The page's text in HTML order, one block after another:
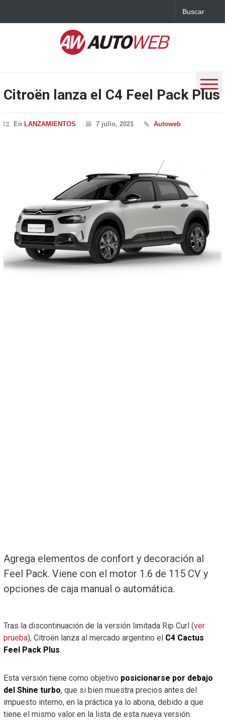
Citroën lanza el C4 Feel Pack Plus
En LANZAMIENTOS 7 julio, 2021 Autoweb
Agrega elementos de confort y decoración al
Feel Pack. Viene con el motor 1.6 de 115 CV y
opciones de caja manual o automática.
Tras la discontinuación de la versión limitada Rip Curl (ver
prueba), Citroën lanza al mercado argentino el C4 Cactus
Feel Pack Plus.
Esta versión tiene como objetivo posicionarse por debajo
del Shine turbo, que si bien muestra precios antes del
impuesto interno, en la práctica ya lo abona, debido a que
tiene el mismo valor en la lista de esta nueva versión.